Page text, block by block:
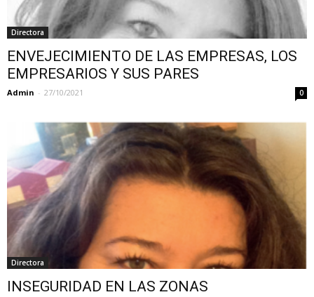
Directora
ENVEJECIMIENTO DE LAS EMPRESAS, LOS
EMPRESARIOS Y SUS PARES
Admin - 27/10/2021 0
Directora
INSEGURIDAD EN LAS ZONAS